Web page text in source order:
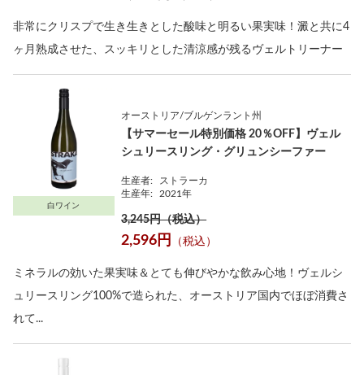
非常にクリスプで生き生きとした酸味と明るい果実味！澱と共に4
ヶ月熟成させた、スッキリとした清涼感が残るヴェルトリーナー
白ワイン
オーストリア/ブルゲンラント州
【サマーセール特別価格 20％OFF】ヴェル
シュリースリング・グリュンシーファー
生産者:
ストラーカ
生産年:
2021年
3,245円（税込）
2,596円 （税込）
ミネラルの効いた果実味＆とても伸びやかな飲み心地！ヴェルシ
ュリースリング100%で造られた、オーストリア国内でほぼ消費さ
れて...